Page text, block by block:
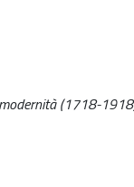
(1718-